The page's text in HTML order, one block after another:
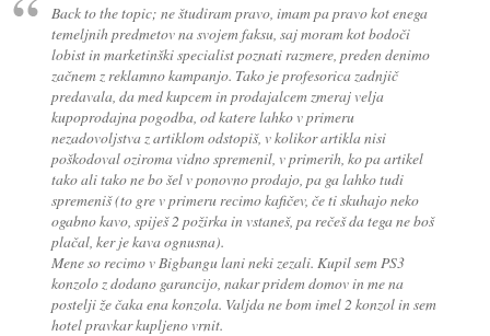
Back to the topic; ne študiram pravo, imam pa pravo kot enega
temeljnih predmetov na svojem faksu, saj moram kot bodoči
lobist in marketinški specialist poznati razmere, preden denimo
začnem z reklamno kampanjo. Tako je profesorica zadnjič
predavala, da med kupcem in prodajalcem zmeraj velja
kupoprodajna pogodba, od katere lahko v primeru
nezadovoljstva z artiklom odstopiš, v kolikor artikla nisi
poškodoval oziroma vidno spremenil, v primerih, ko pa artikel
tako ali tako ne bo šel v ponovno prodajo, pa ga lahko tudi
spremeniš (to gre v primeru recimo kafičev, če ti skuhajo neko
ogabno kavo, spiješ 2 požirka in vstaneš, pa rečeš da tega ne boš
plačal, ker je kava ognusna).
Mene so recimo v Bigbangu lani neki zezali. Kupil sem PS3
konzolo z dodano garancijo, nakar pridem domov in me na
postelji že čaka ena konzola. Valjda ne bom imel 2 konzol in sem
hotel pravkar kupljeno vrnit.